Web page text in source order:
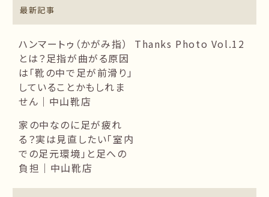
最新記事
ハンマートゥ（かがみ指）
とは？足指が曲がる原因
は「靴の中で足が前滑り」
していることかもしれま
せん｜中山靴店
Thanks Photo Vol.12
家の中なのに足が疲れ
る？実は見直したい「室内
での足元環境」と足への
負担｜中山靴店